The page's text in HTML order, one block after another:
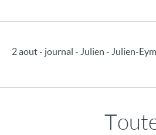
2 aout - journal - Julien - Julien-